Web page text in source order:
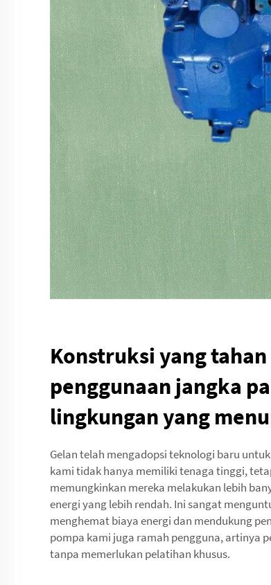
Konstruksi yang
penggunaan jangka
lingkungan yang
Gelan telah mengadopsi teknologi baru
kami tidak hanya memiliki tenaga tinggi,
memungkinkan mereka melakukan lebih
energi yang lebih rendah. Ini sangat
menghemat biaya energi dan mendukung
pompa kami juga ramah pengguna, artinya
tanpa memerlukan pelatihan khusus.